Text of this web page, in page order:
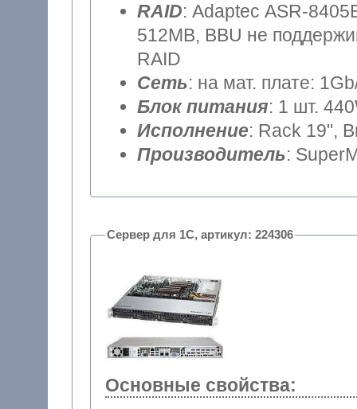
RAID: Adaptec ASR-
512MB, BBU не
RAID
Сеть: на мат. плате:
Блок питания: 1 шт.
Исполнение: Rack 19",
Производитель:
Сервер для 1С, артикул: 224306
Основные свойства: